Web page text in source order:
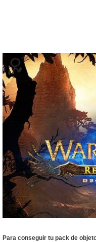
Para conseguir tu pack de